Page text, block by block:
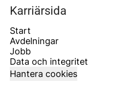
Karriärsida
Start
Avdelningar
Jobb
Data och integritet
Hantera cookies